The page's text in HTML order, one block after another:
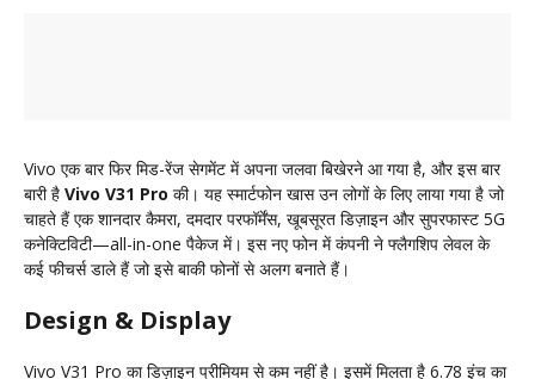
Vivo एक बार फिर मिड-रेंज सेगमेंट में अपना जलवा बिखेरने आ गया है, और इस बार
बारी है Vivo V31 Pro की। यह स्मार्टफोन खास उन लोगों के लिए लाया गया है जो
चाहते हैं एक शानदार कैमरा, दमदार परफॉर्मेंस, खूबसूरत डिज़ाइन और सुपरफास्ट 5G
कनेक्टिविटी—all-in-one पैकेज में। इस नए फोन में कंपनी ने फ्लैगशिप लेवल के
कई फीचर्स डाले हैं जो इसे बाकी फोनों से अलग बनाते हैं।
Design & Display
Vivo V31 Pro का डिज़ाइन प्रीमियम से कम नहीं है। इसमें मिलता है 6.78 इंच का